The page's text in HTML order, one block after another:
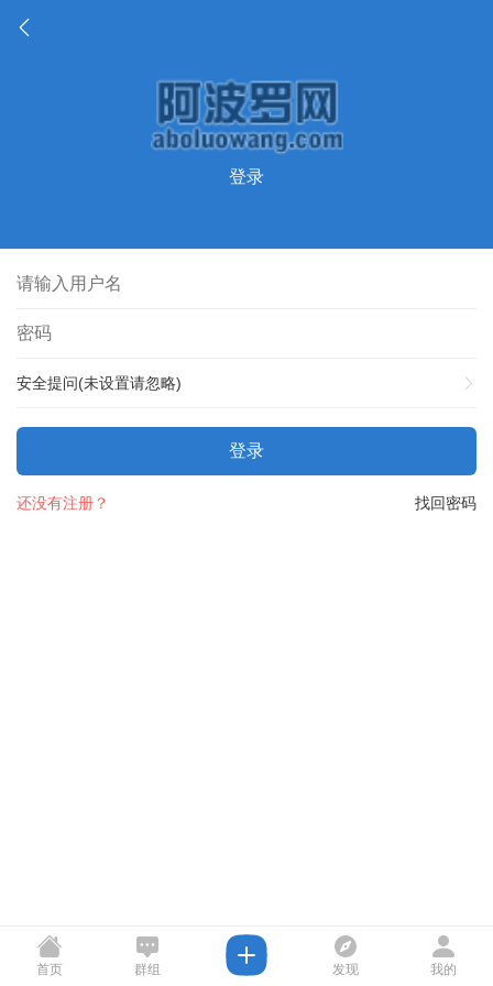
登录
安全提问(未设置请忽略)
登录
找回密码
还没有注册？
首页 群组 发现 我的